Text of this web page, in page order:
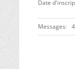
Date
Messages